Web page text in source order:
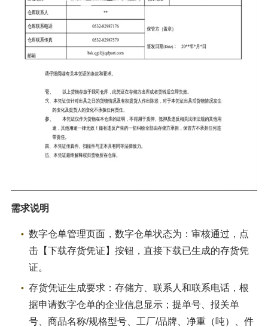
需求说明
数字仓单管理页面，数字仓单状态为：审核通过，点
击【下载存货凭证】按钮，直接下载已生成的存货凭
证。
存货凭证生成要求：存储方、联系人和联系电话，根
据申请数字仓单的企业信息显示；提单号、报关单
号、商品名称/规格型号、工厂/品牌、净重（吨）、件